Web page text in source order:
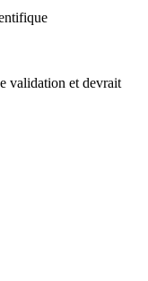
validation et devrait